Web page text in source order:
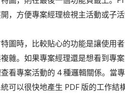
，方便專案經理檢視主活動或子
圖時，比較貼心的功能是讓使用
雜。如果專案經理還是想看到專
看專案活動的 4 種邏輯關係。當
可以很快地產生 PDF 版的工作結